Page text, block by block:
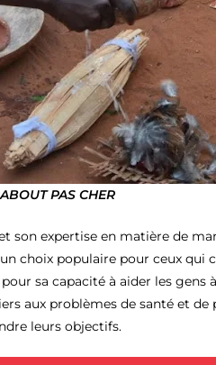
PAS CHER
son expertise en matière de
choix populaire pour ceux qui
sa capacité à aider les gens
aux problèmes de santé et
leurs objectifs.